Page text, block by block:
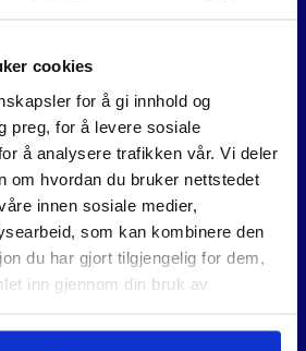
cookies
for å gi innhold og
preg, for å levere sosiale
å analysere trafikken vår. Vi deler
om hvordan du bruker nettstedet
innen sosiale medier,
som kan kombinere den
du har gjort tilgjengelig for dem,
inn gjennom din bruk av
ZARGES
SIKKERHETSTRAPP Z500
Fra:3.000,-